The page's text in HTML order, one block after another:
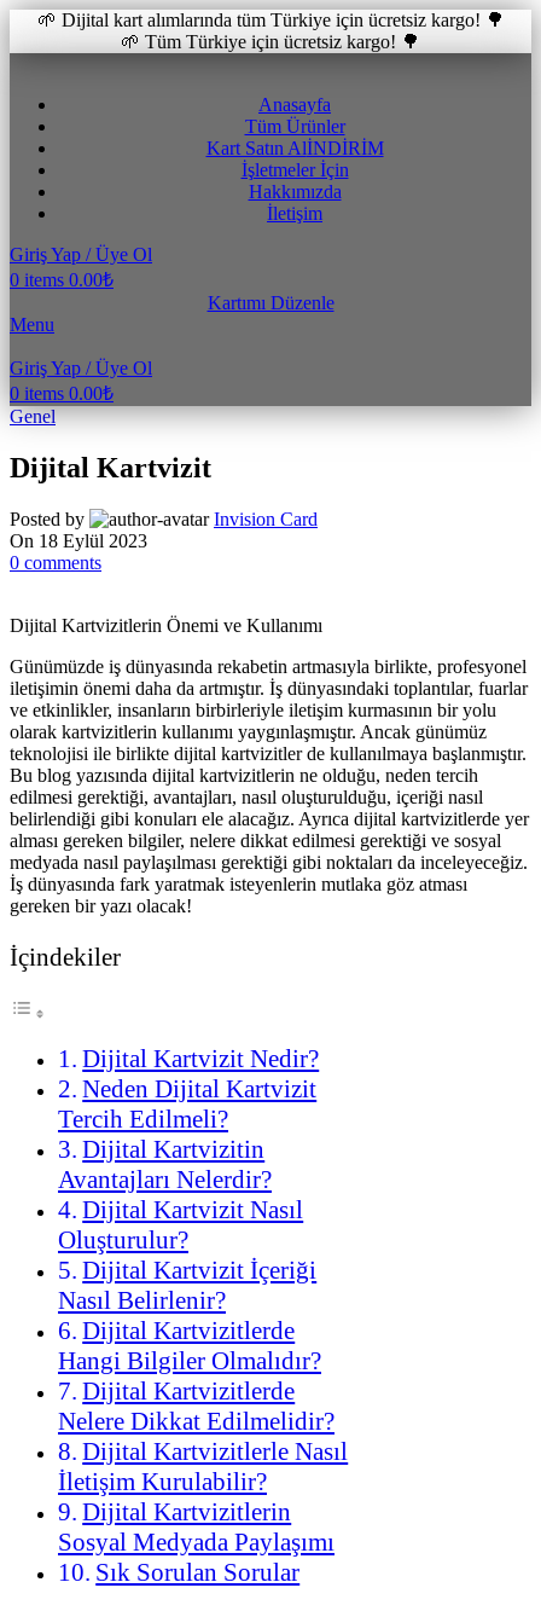
🌱 Dijital kart alımlarında tüm Türkiye için ücretsiz kargo! 🌳
🌱 Tüm Türkiye için ücretsiz kargo! 🌳
Anasayfa
Tüm Ürünler
Kart Satın AlİNDİRİM
İşletmeler İçin
Hakkımızda
İletişim
Giriş Yap / Üye Ol
0 items 0.00₺
Kartımı Düzenle
Menu
Giriş Yap / Üye Ol
0 items 0.00₺
Genel
Dijital Kartvizit
Posted by
Invision Card
On 18 Eylül 2023
0 comments
Dijital Kartvizitlerin Önemi ve Kullanımı
Günümüzde iş dünyasında rekabetin artmasıyla birlikte, profesyonel
iletişimin önemi daha da artmıştır. İş dünyasındaki toplantılar, fuarlar
ve etkinlikler, insanların birbirleriyle iletişim kurmasının bir yolu
olarak kartvizitlerin kullanımı yaygınlaşmıştır. Ancak günümüz
teknolojisi ile birlikte dijital kartvizitler de kullanılmaya başlanmıştır.
Bu blog yazısında dijital kartvizitlerin ne olduğu, neden tercih
edilmesi gerektiği, avantajları, nasıl oluşturulduğu, içeriği nasıl
belirlendiği gibi konuları ele alacağız. Ayrıca dijital kartvizitlerde yer
alması gereken bilgiler, nelere dikkat edilmesi gerektiği ve sosyal
medyada nasıl paylaşılması gerektiği gibi noktaları da inceleyeceğiz.
İş dünyasında fark yaratmak isteyenlerin mutlaka göz atması
gereken bir yazı olacak!
İçindekiler
Dijital Kartvizit Nedir?
Neden Dijital Kartvizit
Tercih Edilmeli?
Dijital Kartvizitin
Avantajları Nelerdir?
Dijital Kartvizit Nasıl
Oluşturulur?
Dijital Kartvizit İçeriği
Nasıl Belirlenir?
Dijital Kartvizitlerde
Hangi Bilgiler Olmalıdır?
Dijital Kartvizitlerde
Nelere Dikkat Edilmelidir?
Dijital Kartvizitlerle Nasıl
İletişim Kurulabilir?
Dijital Kartvizitlerin
Sosyal Medyada Paylaşımı
Sık Sorulan Sorular